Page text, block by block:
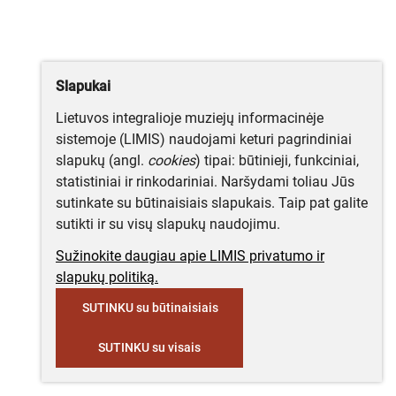
Slapukai
Lietuvos integralioje muziejų informacinėje
sistemoje (LIMIS) naudojami keturi pagrindiniai
slapukų (angl. cookies) tipai: būtinieji, funkciniai,
statistiniai ir rinkodariniai. Naršydami toliau Jūs
sutinkate su būtinaisiais slapukais. Taip pat galite
sutikti ir su visų slapukų naudojimu.
Sužinokite daugiau apie LIMIS privatumo ir
slapukų politiką.
SUTINKU su būtinaisiais
SUTINKU su visais